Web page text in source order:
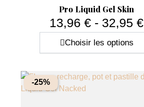
Aperçu rapide
Pro Liquid Gel Skin
13,96 € - 32,95 €
Choisir les options
-25%